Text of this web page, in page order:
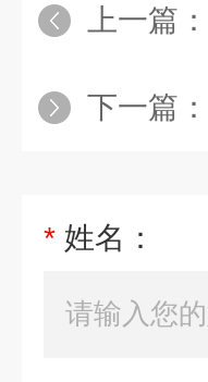
上一篇：
下一篇：
* 姓名：